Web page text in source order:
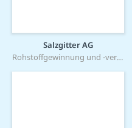
Salzgitter AG
Rohstoffgewinnung und -verarbeitung